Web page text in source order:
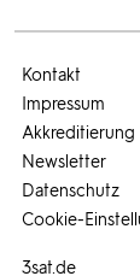
3sat.de
Kontakt
Impressum
Akkreditierung
Newsletter
Datenschutz
Cookie-